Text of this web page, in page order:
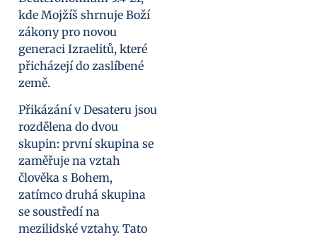
kde Mojžíš shrnuje Boží
zákony pro novou
generaci Izraelitů, které
přicházejí do zaslíbené
země.
Přikázání v Desateru jsou
rozdělena do dvou
skupin: první skupina se
zaměřuje na vztah
člověka s Bohem,
zatímco druhá skupina
se soustředí na
mezilidské vztahy. Tato